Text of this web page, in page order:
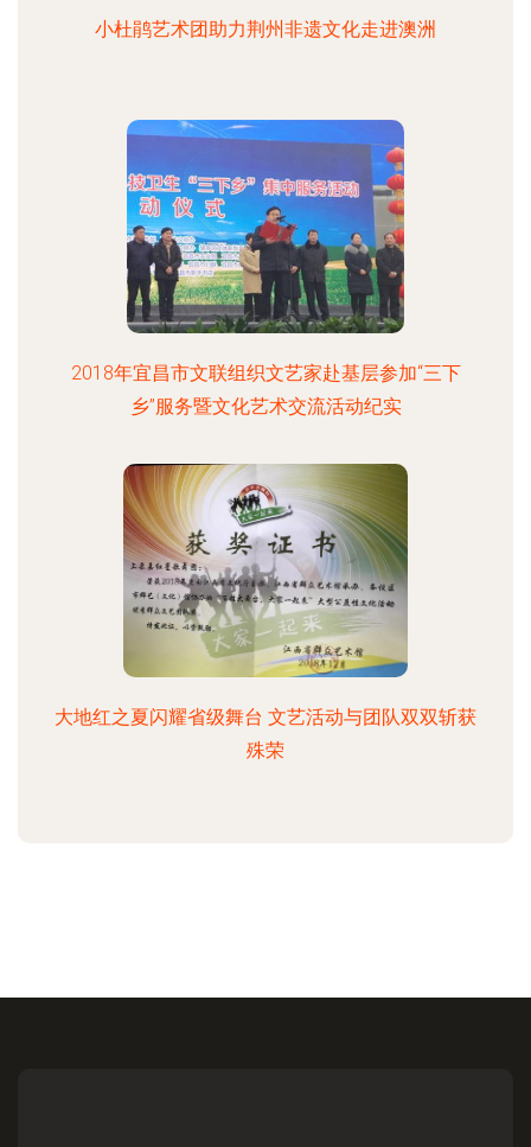
小杜鹃艺术团助力荆州非遗文化走进澳洲
2018年宜昌市文联组织文艺家赴基层参加“三下
乡”服务暨文化艺术交流活动纪实
大地红之夏闪耀省级舞台 文艺活动与团队双双斩获
殊荣